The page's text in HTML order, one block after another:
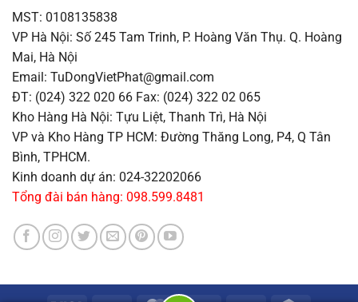
MST: 0108135838
VP Hà Nội: Số 245 Tam Trinh, P. Hoàng Văn Thụ. Q. Hoàng
Mai, Hà Nội
Email : TuDongVietPhat@gmail.com
ĐT: (024) 322 020 66 Fax: (024) 322 02 065
Kho Hàng Hà Nội: Tựu Liệt, Thanh Trì, Hà Nội
VP và Kho Hàng TP HCM: Đường Thăng Long, P4, Q Tân
Bình, TPHCM.
Kinh doanh dự án: 024-32202066
Tổng đài bán hàng: 098.599.8481